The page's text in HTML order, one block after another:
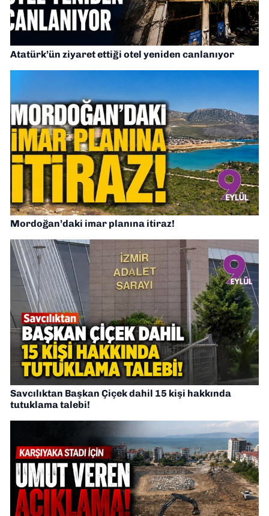
Atatürk’ün ziyaret ettiği otel yeniden canlanıyor
Mordoğan’daki imar planına itiraz!
Savcılıktan Başkan Çiçek dahil 15 kişi hakkında
tutuklama talebi!